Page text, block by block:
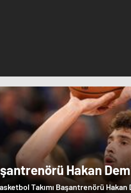
Hakan
Şengün’e övgü
Takımı Başantrenörü Hakan